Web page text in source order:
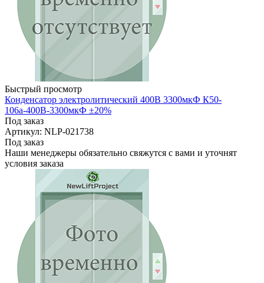
Быстрый просмотр
Конденсатор электролитический 400В 3300мкФ К50-
106а-400B-3300мкФ ±20%
Под заказ
Артикул: NLP-021738
Под заказ
Наши менеджеры обязательно свяжутся с вами и уточнят
условия заказа